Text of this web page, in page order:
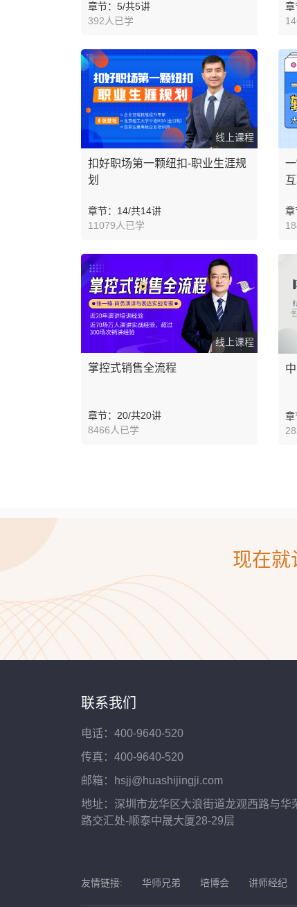
章节：5/共5讲
392人已学
章
线上课程
扣好职场第一颗纽扣-职业生涯规
划
章节：14/共14讲
11079人已学
章
线上课程
掌控式销售全流程
章节：20/共20讲
8466人已学
章
现在就
联系我们
电话：400-9640-520
传真：400-9640-520
邮箱：hsjj@huashijingji.com
地址：深圳市龙华区大浪街道龙观西路与华
路交汇处-顺泰中晟大厦28-29层
友情链接: 华师兄弟 培博会 讲师经纪